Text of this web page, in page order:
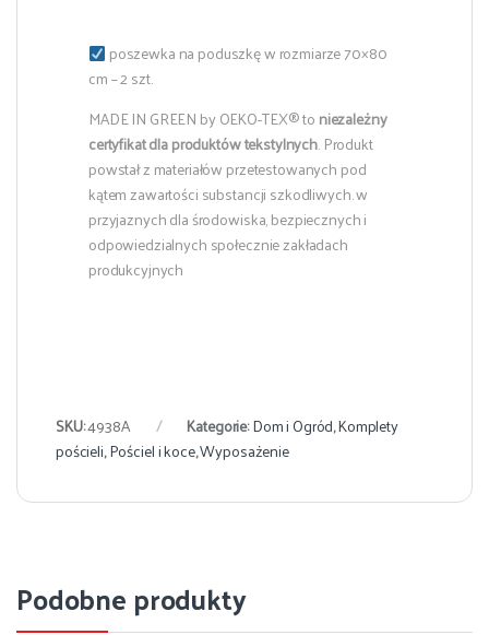
poszewka na poduszkę w rozmiarze 70×80
cm – 2 szt.
MADE IN GREEN by OEKO-TEX® to niezależny
certyfikat dla produktów tekstylnych. Produkt
powstał z materiałów przetestowanych pod
kątem zawartości substancji szkodliwych. w
przyjaznych dla środowiska, bezpiecznych i
odpowiedzialnych społecznie zakładach
produkcyjnych
SKU:4938A Kategorie:Dom i Ogród,Komplety
pościeli,Pościel i koce,Wyposażenie
Podobne produkty